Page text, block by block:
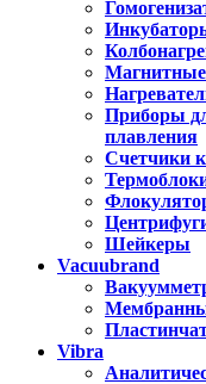
Приборы
плавления
Счетчики
Шейкеры
Vacuubrand
Vibra